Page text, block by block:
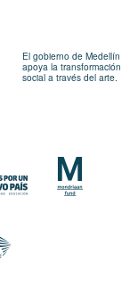
El gobierno de Medellín
apoya la transformación
social a través del arte.